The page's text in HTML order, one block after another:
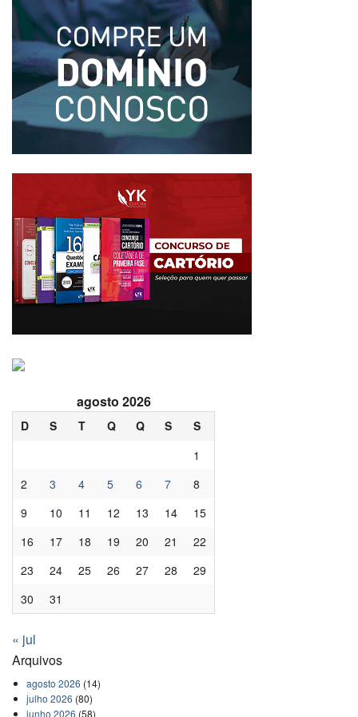
agosto 2026
D S T Q Q S
S
1
2
3 4 5 6 7
8
9
10 11 12 13 14
15
16
17 18 19 20 21
22
23
24 25 26 27 28
29
30
31
« jul
Arquivos
agosto 2026 (14)
julho 2026 (80)
junho 2026 (58)